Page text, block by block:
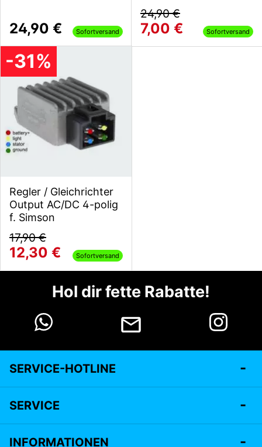
24,90 € Sofortversand
24,90 €
7,00 € Sofortversand
Regler / Gleichrichter
Output AC/DC 4-polig
f. Simson
17,90 €
-31%
12,30 € Sofortversand
Hol dir fette Rabatte!
SERVICE-HOTLINE
SERVICE
INFORMATIONEN